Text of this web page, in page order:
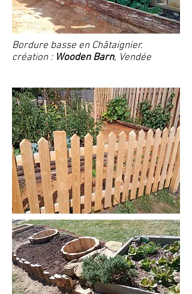
Bordure basse en Châtaignier.
création : Wooden Barn, Vendée